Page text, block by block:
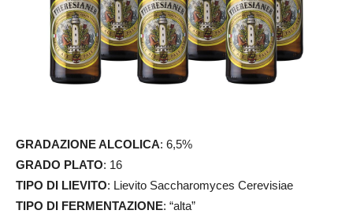
GRADAZIONE ALCOLICA: 6,5%
GRADO PLATO: 16
TIPO DI LIEVITO: Lievito Saccharomyces Cerevisiae
TIPO DI FERMENTAZIONE: “alta”